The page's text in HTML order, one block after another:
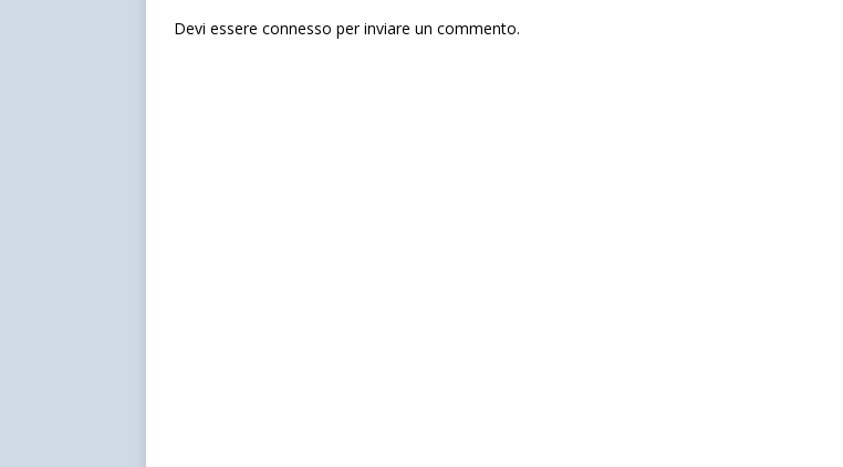
Devi essere connesso per inviare un commento.